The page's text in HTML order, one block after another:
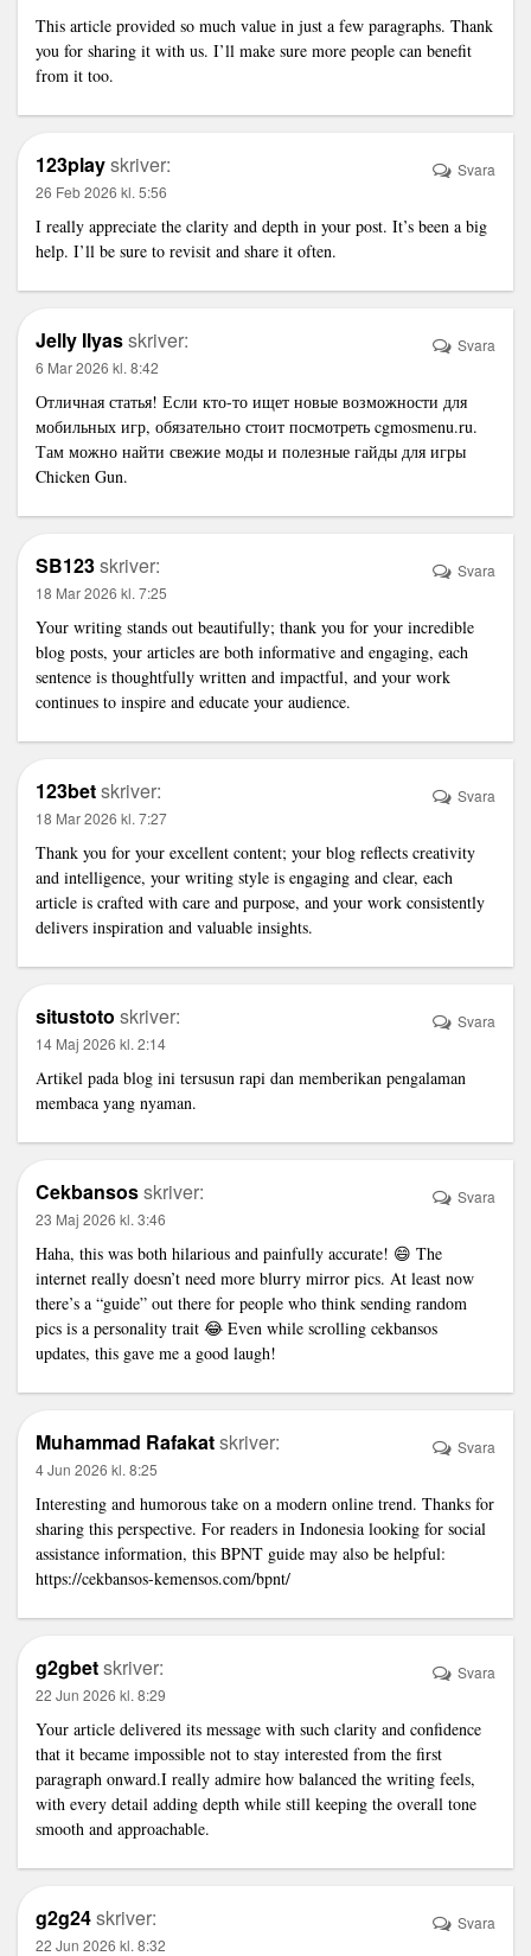
This article provided so much value in just a few paragraphs. Thank
you for sharing it with us. I’ll make sure more people can benefit
from it too.
123playskriver:
26 Feb 2026 kl. 5:56
I really appreciate the clarity and depth in your post. It’s been a big
help. I’ll be sure to revisit and share it often.
Svara
Jelly Ilyasskriver:
6 Mar 2026 kl. 8:42
Отличная статья! Если кто-то ищет новые возможности для
мобильных игр, обязательно стоит посмотреть cgmosmenu.ru.
Там можно найти свежие моды и полезные гайды для игры
Chicken Gun.
Svara
SB123skriver:
18 Mar 2026 kl. 7:25
Your writing stands out beautifully; thank you for your incredible
blog posts, your articles are both informative and engaging, each
sentence is thoughtfully written and impactful, and your work
continues to inspire and educate your audience.
Svara
123betskriver:
18 Mar 2026 kl. 7:27
Thank you for your excellent content; your blog reflects creativity
and intelligence, your writing style is engaging and clear, each
article is crafted with care and purpose, and your work consistently
delivers inspiration and valuable insights.
Svara
situstoto skriver:
14 Maj 2026 kl. 2:14
Artikel pada blog ini tersusun rapi dan memberikan pengalaman
membaca yang nyaman.
Svara
Cekbansosskriver:
23 Maj 2026 kl. 3:46
Haha, this was both hilarious and painfully accurate! 😄 The
internet really doesn’t need more blurry mirror pics. At least now
there’s a “guide” out there for people who think sending random
pics is a personality trait 😂 Even while scrolling cekbansos
updates, this gave me a good laugh!
Svara
Muhammad Rafakatskriver:
4 Jun 2026 kl. 8:25
Interesting and humorous take on a modern online trend. Thanks for
sharing this perspective. For readers in Indonesia looking for social
assistance information, this BPNT guide may also be helpful:
https://cekbansos-kemensos.com/bpnt/
Svara
g2gbetskriver:
22 Jun 2026 kl. 8:29
Your article delivered its message with such clarity and confidence
that it became impossible not to stay interested from the first
paragraph onward.I really admire how balanced the writing feels,
with every detail adding depth while still keeping the overall tone
smooth and approachable.
Svara
g2g24skriver:
22 Jun 2026 kl. 8:32
Svara